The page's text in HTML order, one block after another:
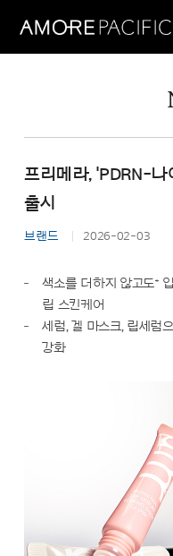
프리메라, 'PDRN-나
출시
브랜드 2026-02-03
색소를 더하지 않고도*
립 스킨케어
세럼, 겔 마스크, 립세럼
강화